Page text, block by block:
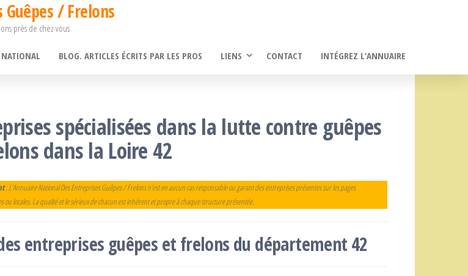
/ Frelons
près de chez vous
BLOG. ARTICLES ÉCRITS PAR LES PROS LIENS CONTACT INTÉGREZ L’ANNUAIRE
spécialisées dans la lutte contre guêpes
dans la Loire 42
: L’Annuaire National Des Entreprises Guêpes / Frelons n’est en aucun cas responsable ou garant des entreprises présentes sur les pages
ou locales. La qualité et le sérieux de chacun est inhérent et propre à chaque structure présentée.
entreprises guêpes et frelons du département 42